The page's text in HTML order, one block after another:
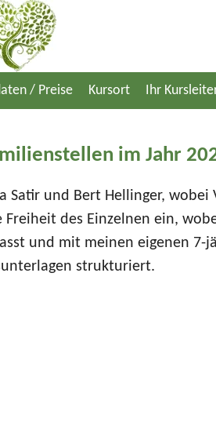
/ Preise Kursort Ihr
im Jahr
und Bert Hellinger,
des Einzelnen ein,
und mit meinen eigenen 7-
strukturiert.